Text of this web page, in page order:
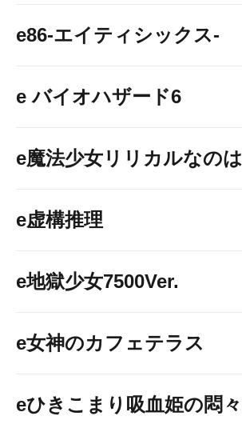
e86-エイティシックス-
e バイオハザード6
e魔法少女リリカルなのは
e虚構推理
e地獄少女7500Ver.
e女神のカフェテラス
eひきこまり吸血姫の悶々